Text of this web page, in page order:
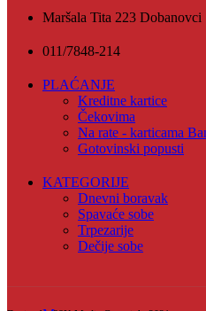
Maršala Tita 223 Dobanovci
011/7848-214
PLAĆANJE
Kreditne kartice
Čekovima
Na rate - karticama
Gotovinski popusti
KATEGORIJE
Dnevni boravak
Spavaće sobe
Trpezarije
Dečije sobe